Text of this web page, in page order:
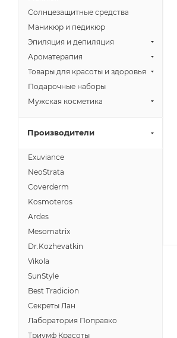
Солнцезащитные средства
Маникюр и педикюр
Эпиляция и депиляция
Ароматерапия
Товары для красоты и здоровья
Подарочные наборы
Мужская косметика
Производители
Exuviance
NeoStrata
Coverderm
Kosmoteros
Ardes
Mesomatrix
Dr.Kozhevatkin
Vikola
SunStyle
Best Tradicion
Секреты Лан
Лаборатория Поправко
Триумф Красоты